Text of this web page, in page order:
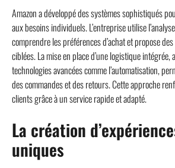
Amazon a développé des systèmes sophistiqués
aux besoins individuels. L’entreprise utilise
comprendre les préférences d’achat et propose
ciblées. La mise en place d’une logistique intégrée,
technologies avancées comme l’automatisation,
des commandes et des retours. Cette approche
clients grâce à un service rapide et adapté.
La création
uniques